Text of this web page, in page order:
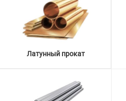
Латунный прокат